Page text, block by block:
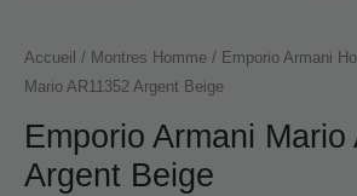
Accueil / Montres Homme / Emporio Armani
Mario AR11352 Argent Beige
Emporio Armani Mario
Argent Beige